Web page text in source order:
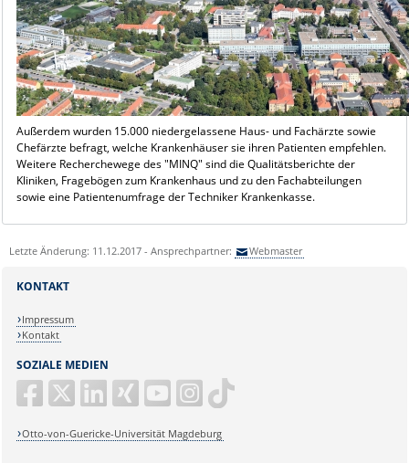
Außerdem wurden 15.000 niedergelassene Haus- und Fachärzte sowie
Chefärzte befragt, welche Krankenhäuser sie ihren Patienten empfehlen.
Weitere Recherchewege des "MINQ" sind die Qualitätsberichte der
Kliniken, Fragebögen zum Krankenhaus und zu den Fachabteilungen
sowie eine Patientenumfrage der Techniker Krankenkasse.
Letzte Änderung: 11.12.2017 - Ansprechpartner: Webmaster
SOZIALE MEDIEN
Otto-von-Guericke-Universität Magdeburg
KONTAKT
Impressum
Kontakt